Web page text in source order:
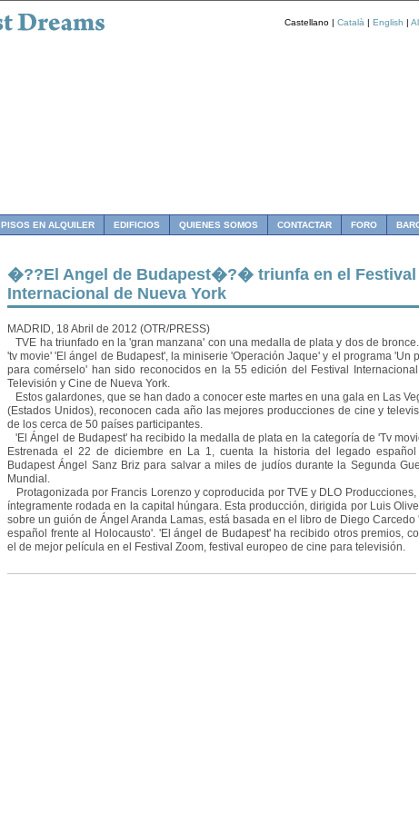
Castellano | Català | English |
PISOS EN ALQUILER EDIFICIOS QUIENES SOMOS CONTACTAR FORO
�??El Angel de Budapest�?� triunfa en el Festival
Internacional de Nueva York
MADRID, 18 Abril de 2012 (OTR/PRESS)
TVE ha triunfado en la 'gran manzana' con una medalla de plata y dos de
'tv movie' 'El ángel de Budapest', la miniserie 'Operación Jaque' y el programa 'Un
para comérselo' han sido reconocidos en la 55 edición del Festival
Televisión y Cine de Nueva York.
Estos galardones, que se han dado a conocer este martes en una gala en Las
(Estados Unidos), reconocen cada año las mejores producciones de cine y
de los cerca de 50 países participantes.
'El Ángel de Budapest' ha recibido la medalla de plata en la categoría de 'Tv
Estrenada el 22 de diciembre en La 1, cuenta la historia del legado español
Budapest Ángel Sanz Briz para salvar a miles de judíos durante la Segunda
Mundial.
Protagonizada por Francis Lorenzo y coproducida por TVE y DLO Producciones,
íntegramente rodada en la capital húngara. Esta producción, dirigida por Luis
sobre un guión de Ángel Aranda Lamas, está basada en el libro de Diego Carcedo
español frente al Holocausto'. 'El ángel de Budapest' ha recibido otros premios,
el de mejor película en el Festival Zoom, festival europeo de cine para televisión.